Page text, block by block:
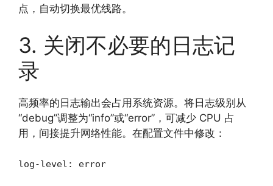
点，自动切换最优线路。
3. 关闭不必要的日志记
录
高频率的日志输出会占用系统资源。将日志级别从
“debug”调整为“info”或“error”，可减少 CPU 占
用，间接提升网络性能。在配置文件中修改：
log-level: error